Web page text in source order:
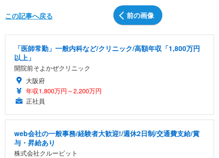
前の画像
この記事へ戻る
「医師常勤」一般内科など/クリニック/高額年収「1,800万円
以上」
開院前そよかぜクリニック
大阪府
年収1,800万円～2,200万円
正社員
web会社の一般事務/経験者大歓迎!/週休2日制/交通費支給/賞
与・昇給あり
株式会社クルービット